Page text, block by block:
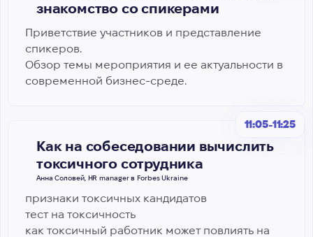
знакомство со спикерами
Приветствие участников и представление
спикеров.
Обзор темы мероприятия и ее актуальности в
современной бизнес-среде.
11:05-11:25
Как на собеседовании вычислить
токсичного сотрудника
Анна Соловей, HR manager в Forbes Ukraine
признаки токсичных кандидатов
тест на токсичность
как токсичный работник может повлиять на